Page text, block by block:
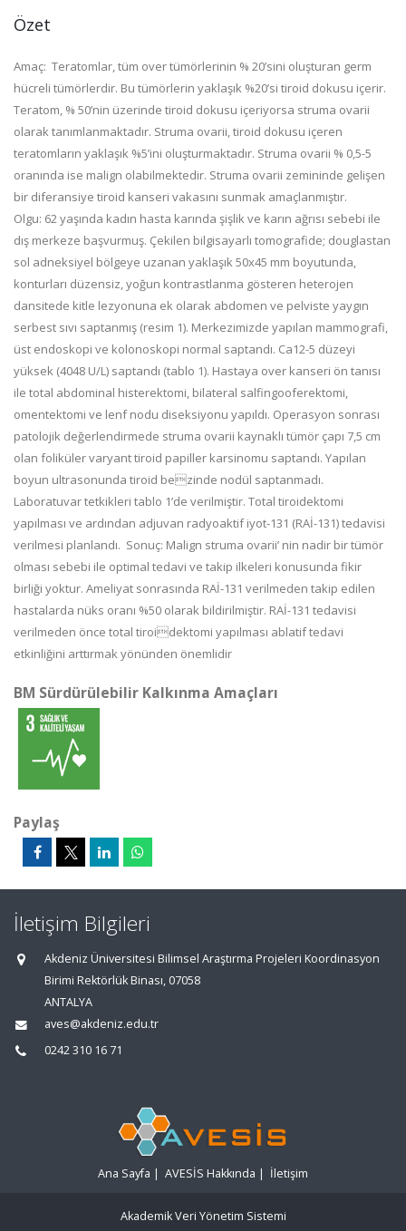
Özet
Amaç: Teratomlar, tüm over tümörlerinin % 20’sini oluşturan germ
hücreli tümörlerdir. Bu tümörlerin yaklaşık %20’si tiroid dokusu içerir.
Teratom, % 50’nin üzerinde tiroid dokusu içeriyorsa struma ovarii
olarak tanımlanmaktadır. Struma ovarii, tiroid dokusu içeren
teratomların yaklaşık %5’ini oluşturmaktadır. Struma ovarii % 0,5-5
oranında ise malign olabilmektedir. Struma ovarii zemininde gelişen
bir diferansiye tiroid kanseri vakasını sunmak amaçlanmıştır.
Olgu: 62 yaşında kadın hasta karında şişlik ve karın ağrısı sebebi ile
dış merkeze başvurmuş. Çekilen bilgisayarlı tomografide; douglastan
sol adneksiyel bölgeye uzanan yaklaşık 50x45 mm boyutunda,
konturları düzensiz, yoğun kontrastlanma gösteren heterojen
dansitede kitle lezyonuna ek olarak abdomen ve pelviste yaygın
serbest sıvı saptanmış (resim 1). Merkezimizde yapılan mammografi,
üst endoskopi ve kolonoskopi normal saptandı. Ca12-5 düzeyi
yüksek (4048 U/L) saptandı (tablo 1). Hastaya over kanseri ön tanısı
ile total abdominal histerektomi, bilateral salfingooferektomi,
omentektomi ve lenf nodu diseksiyonu yapıldı. Operasyon sonrası
patolojik değerlendirmede struma ovarii kaynaklı tümör çapı 7,5 cm
olan foliküler varyant tiroid papiller karsinomu saptandı. Yapılan
boyun ultrasonunda tiroid bezinde nodül saptanmadı.
Laboratuvar tetkikleri tablo 1’de verilmiştir. Total tiroidektomi
yapılması ve ardından adjuvan radyoaktif iyot-131 (RAİ-131) tedavisi
verilmesi planlandı. Sonuç: Malign struma ovarii’ nin nadir bir tümör
olması sebebi ile optimal tedavi ve takip ilkeleri konusunda fikir
birliği yoktur. Ameliyat sonrasında RAİ-131 verilmeden takip edilen
hastalarda nüks oranı %50 olarak bildirilmiştir. RAİ-131 tedavisi
verilmeden önce total tiroidektomi yapılması ablatif tedavi
etkinliğini arttırmak yönünden önemlidir
BM Sürdürülebilir Kalkınma Amaçları
Paylaş
İletişim Bilgileri
Akdeniz Üniversitesi Bilimsel Araştırma Projeleri Koordinasyon
Birimi Rektörlük Binası, 07058
ANTALYA
aves@akdeniz.edu.tr
0242 310 16 71
Ana Sayfa | AVESİS Hakkında | İletişim
Akademik Veri Yönetim Sistemi